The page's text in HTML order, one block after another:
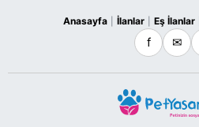
Anasayfa İlanlar Eş İlanlar
f ✉